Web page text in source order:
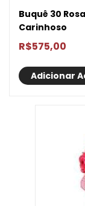
Buquê 30
Carinhoso
R$575,00
Adicionar